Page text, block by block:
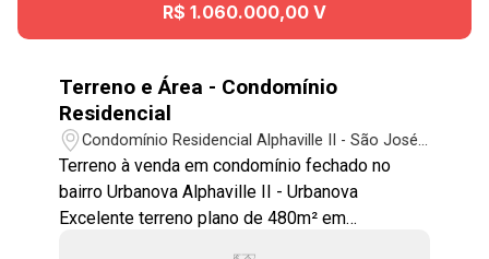
R$ 1.060.000,00 V
Terreno e Área - Condomínio
Residencial
Condomínio Residencial Alphaville II - São José
dos Campos/SP
Terreno à venda em condomínio fechado no
bairro Urbanova Alphaville II - Urbanova
Excelente terreno plano de 480m² em